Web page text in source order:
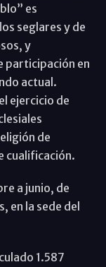
es
seglares y de
y
participación en
actual.
ejercicio de
de
cualificación.
a junio, de
en la sede del
1.587